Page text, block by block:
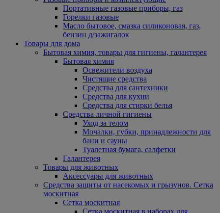
Портативные газовые приборы, газ
Горелки газовые
Масло бытовое, смазка силиконовая, газ,
бензин д/зажигалок
Товары для дома
Бытовая химия, товары для гигиены, галантерея
Бытовая химия
Освежители воздуха
Чистящие средства
Средства для сантехники
Средства для кухни
Средства для стирки белья
Средства личной гигиены
Уход за телом
Мочалки, губки, принадлежности для
бани и сауны
Туалетная бумага, салфетки
Галантерея
Товары для животных
Аксессуары для животных
Средства защиты от насекомых и грызунов. Сетка
москитная
Сетка москитная
Сетка москитная в наборах для